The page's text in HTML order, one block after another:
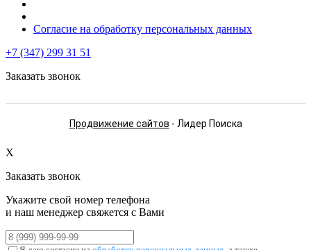
Согласие на обработку персональных данных
+7 (347) 299 31 51
Заказать звонок
Продвижение сайтов - Лидер Поиска
X
Заказать звонок
Укажите свой номер телефона
и наш менеджер свяжется с Вами